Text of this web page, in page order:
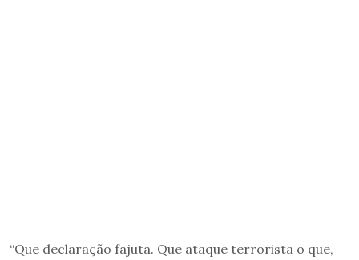
“Que declaração fajuta. Que ataque terrorista o que,